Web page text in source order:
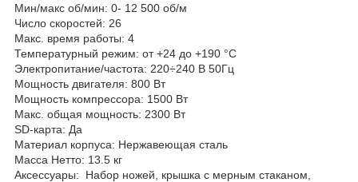
Мин/макс об/мин: 0- 12 500 об/м
Число скоростей: 26
Макс. время работы: 4
Температурный режим: от +24 до +190 °C
Электропитание/частота: 220÷240 В 50Гц
Мощность двигателя: 800 Вт
Мощность компрессора: 1500 Вт
Макс. общая мощность: 2300 Вт
SD-карта: Да
Материал корпуса: Нержавеющая сталь
Масса Нетто: 13.5 кг
Аксессуары: Набор ножей, крышка с мерным стаканом,